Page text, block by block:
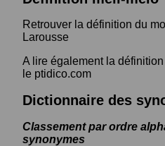
Retrouver la définition du
Larousse
A lire également la
le ptidico.com
Dictionnaire des
Classement par ordre
synonymes